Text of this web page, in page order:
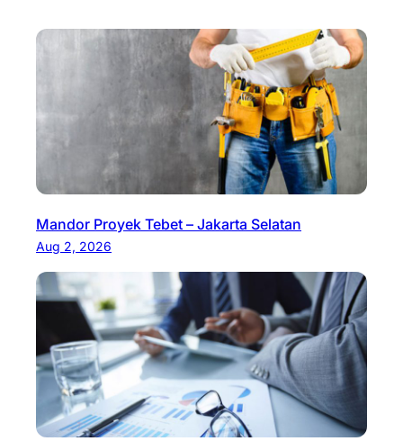
Mandor Proyek Tebet – Jakarta Selatan
Aug 2, 2026